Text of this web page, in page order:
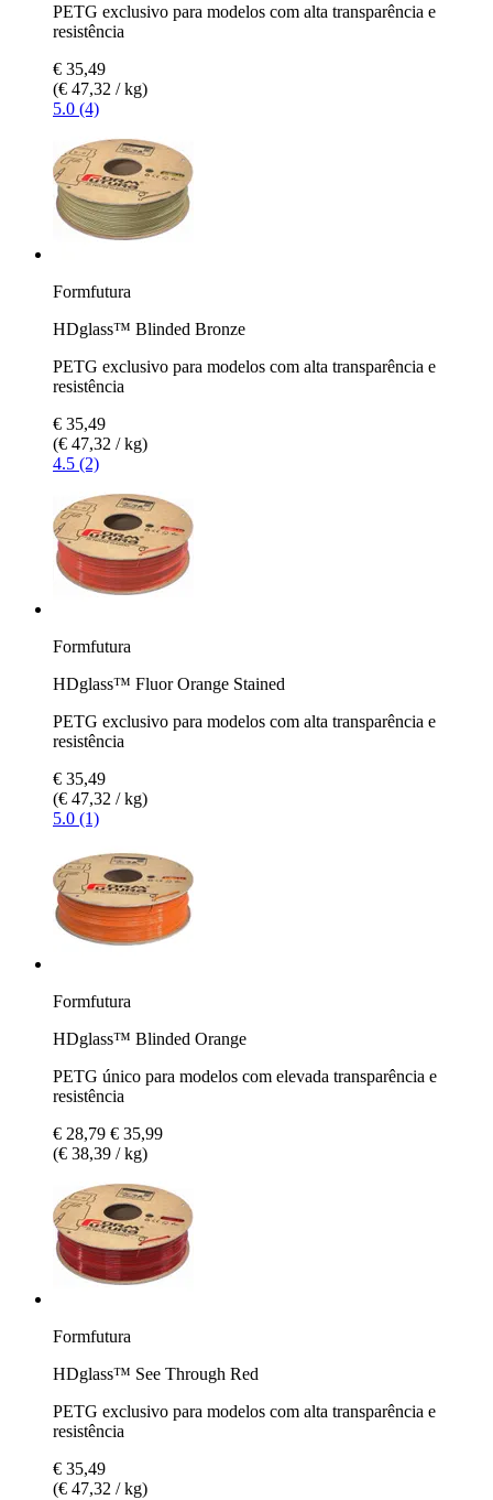
PETG exclusivo para modelos com alta transparência e
resistência
€ 35,49
(€ 47,32 / kg)
5.0 (4)
Formfutura
HDglass™ Blinded Bronze
PETG exclusivo para modelos com alta transparência e
resistência
€ 35,49
(€ 47,32 / kg)
4.5 (2)
Formfutura
HDglass™ Fluor Orange Stained
PETG exclusivo para modelos com alta transparência e
resistência
€ 35,49
(€ 47,32 / kg)
5.0 (1)
Formfutura
HDglass™ Blinded Orange
PETG único para modelos com elevada transparência e
resistência
€ 28,79 € 35,99
(€ 38,39 / kg)
Formfutura
HDglass™ See Through Red
PETG exclusivo para modelos com alta transparência e
resistência
€ 35,49
(€ 47,32 / kg)